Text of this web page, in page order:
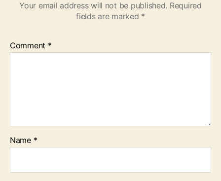
Your email address will not be published. Required
fields are marked *
Comment *
Name *